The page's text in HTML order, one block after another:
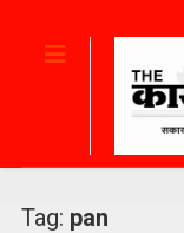
Tag: pan